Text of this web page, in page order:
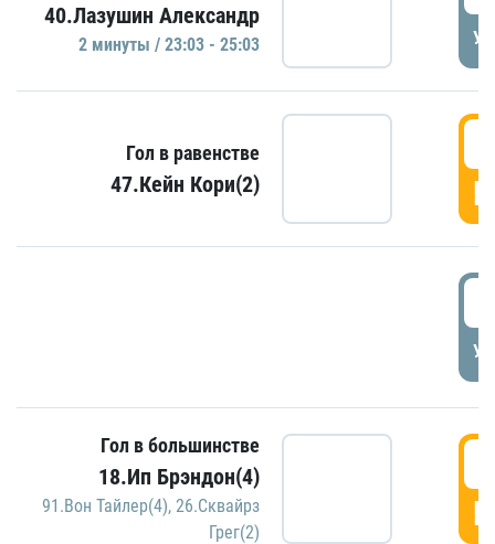
40.Лазушин Александр
2 минуты / 23:03 - 25:03
Гол в равенстве
47.Кейн Кори(2)
Гол в большинстве
18.Ип Брэндон(4)
91.Вон Тайлер(4), 26.Сквайрз
Грег(2)